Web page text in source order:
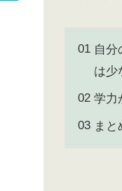
自分
は少
学力
まと